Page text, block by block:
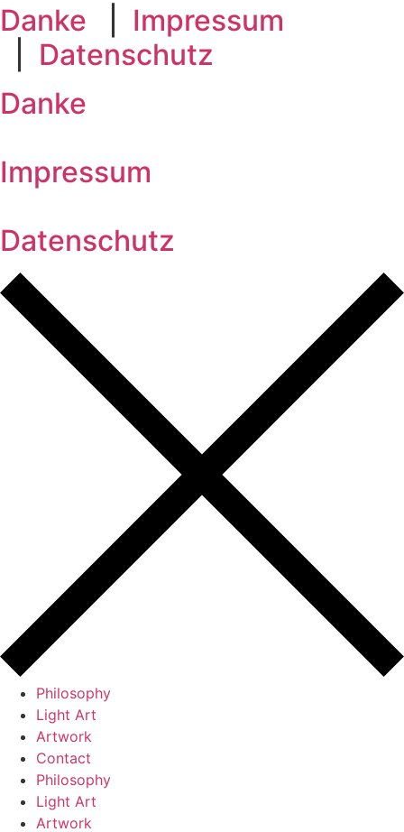
Danke
Impressum
Datenschutz
Danke
Impressum
Datenschutz
Philosophy
Light Art
Artwork
Contact
Philosophy
Light Art
Artwork